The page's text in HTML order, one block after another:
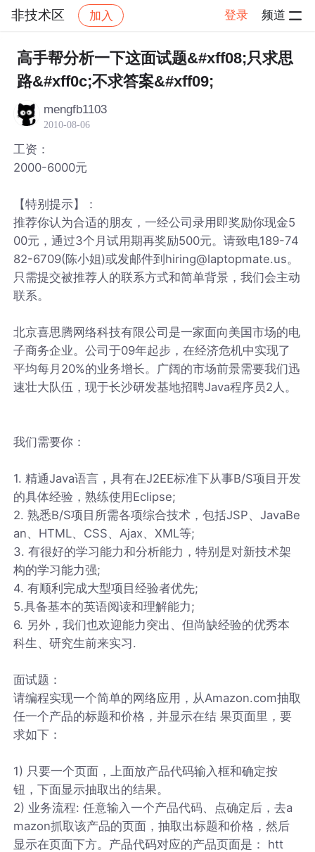
非技术区 加入 登录 频道
社区 非技术区 帖子详情
高手帮分析一下这面试题&#xff08;只求思
路&#xff0c;不求答案&#xff09;
mengfb1103
2010-08-06
工资：
2000-6000元
【特别提示】：
推荐你认为合适的朋友，一经公司录用即奖励你现金5
00元，通过3个月试用期再奖励500元。请致电189-74
82-6709(陈小姐)或发邮件到hiring@laptopmate.us。
只需提交被推荐人的联系方式和简单背景，我们会主动
联系。
北京喜思腾网络科技有限公司是一家面向美国市场的电
子商务企业。公司于09年起步，在经济危机中实现了
平均每月20%的业务增长。广阔的市场前景需要我们迅
速壮大队伍，现于长沙研发基地招聘Java程序员2人。
我们需要你：
1. 精通Java语言，具有在J2EE标准下从事B/S项目开发
的具体经验，熟练使用Eclipse;
2. 熟悉B/S项目所需各项综合技术，包括JSP、JavaBe
an、HTML、CSS、Ajax、XML等;
3. 有很好的学习能力和分析能力，特别是对新技术架
构的学习能力强;
4. 有顺利完成大型项目经验者优先;
5.具备基本的英语阅读和理解能力;
6. 另外，我们也欢迎能力突出、但尚缺经验的优秀本
科生、研究生前来实习.
面试题：
请编程实现一个简单的网络应用，从Amazon.com抽取
任一个产品的标题和价格，并显示在结 果页面里，要
求如下：
1) 只要一个页面，上面放产品代码输入框和确定按
钮，下面显示抽取出的结果。
2) 业务流程: 任意输入一个产品代码、点确定后，去a
mazon抓取该产品的页面，抽取出标题和价格，然后
显示在页面下方。产品代码对应的产品页面是： htt